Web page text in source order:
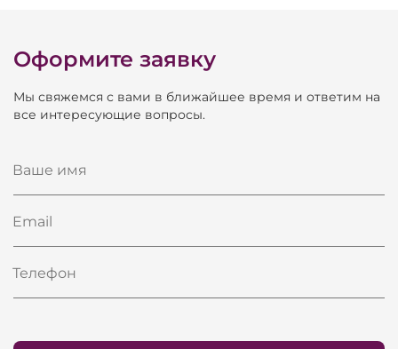
Оформите заявку
Мы свяжемся с вами в ближайшее время и ответим на
все интересующие вопросы.
Ваше имя
Email
Телефон